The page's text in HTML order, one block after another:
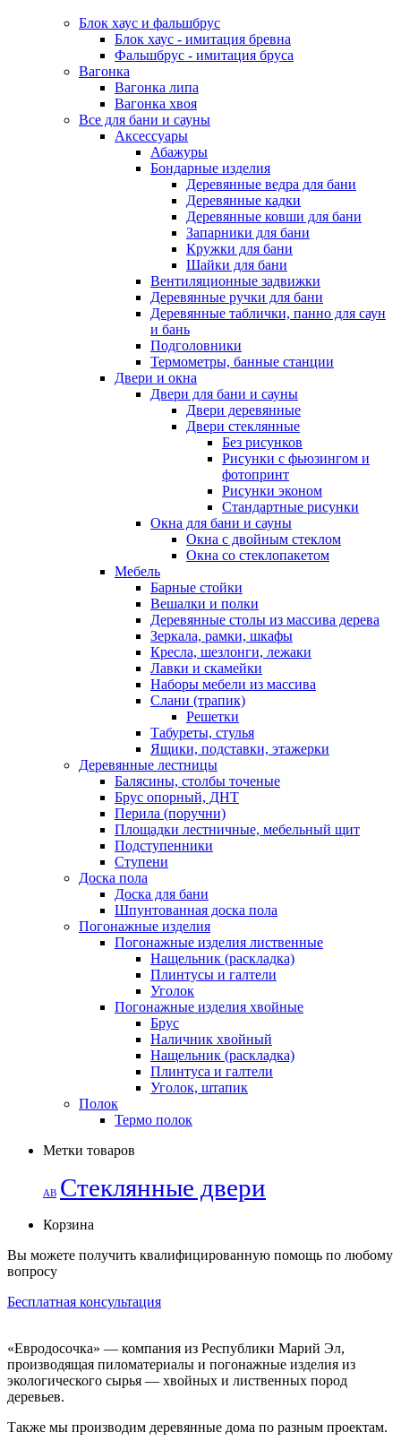
Блок хаус и фальшбрус
Блок хаус - имитация бревна
Фальшбрус - имитация бруса
Вагонка
Вагонка липа
Вагонка хвоя
Все для бани и сауны
Аксессуары
Абажуры
Бондарные изделия
Деревянные ведра для бани
Деревянные кадки
Деревянные ковши для бани
Запарники для бани
Кружки для бани
Шайки для бани
Вентиляционные задвижки
Деревянные ручки для бани
Деревянные таблички, панно для саун
и бань
Подголовники
Термометры, банные станции
Двери и окна
Двери для бани и сауны
Двери деревянные
Двери стеклянные
Без рисунков
Рисунки с фьюзингом и
фотопринт
Рисунки эконом
Стандартные рисунки
Окна для бани и сауны
Окна с двойным стеклом
Окна со стеклопакетом
Мебель
Барные стойки
Вешалки и полки
Деревянные столы из массива дерева
Зеркала, рамки, шкафы
Кресла, шезлонги, лежаки
Лавки и скамейки
Наборы мебели из массива
Слани (трапик)
Решетки
Табуреты, стулья
Ящики, подставки, этажерки
Деревянные лестницы
Балясины, столбы точеные
Брус опорный, ДНТ
Перила (поручни)
Площадки лестничные, мебельный щит
Подступенники
Ступени
Доска пола
Доска для бани
Шпунтованная доска пола
Погонажные изделия
Погонажные изделия лиственные
Нащельник (раскладка)
Плинтусы и галтели
Уголок
Погонажные изделия хвойные
Брус
Наличник хвойный
Нащельник (раскладка)
Плинтуса и галтели
Уголок, штапик
Полок
Термо полок
Метки товаров
АВ Стеклянные двери
Корзина
Вы можете получить квалифицированную помощь по любому
вопросу
Бесплатная консультация
«Евродосочка» — компания из Республики Марий Эл,
производящая пиломатериалы и погонажные изделия из
экологического сырья — хвойных и лиственных пород
деревьев.
Также мы производим деревянные дома по разным проектам.